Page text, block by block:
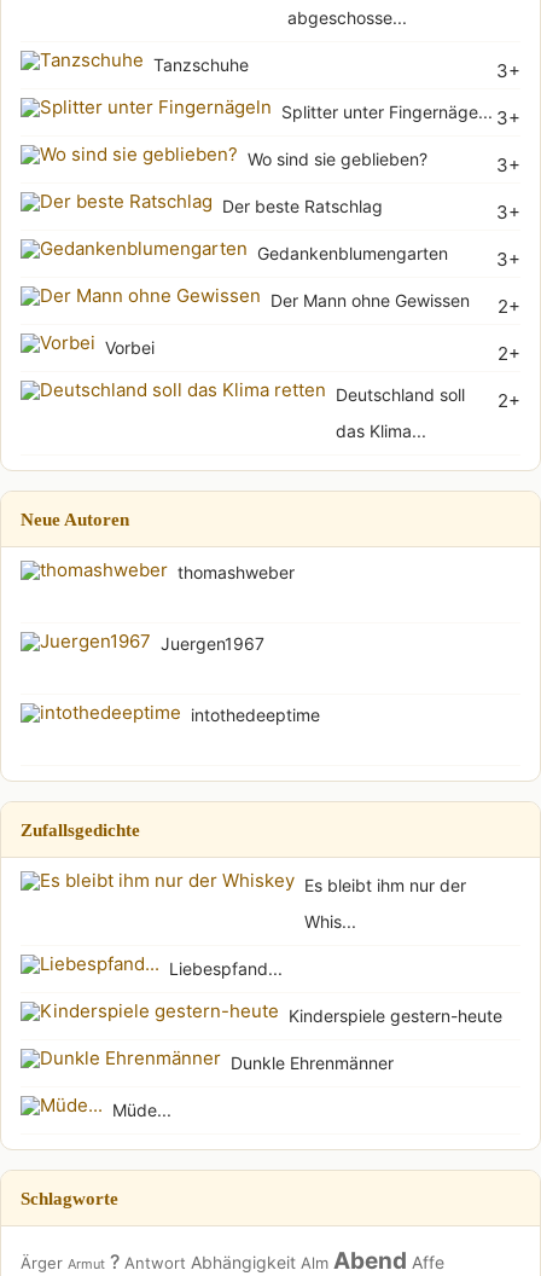
abgeschosse...
3+
Tanzschuhe
3+
Splitter unter Fingernäge...
3+
Wo sind sie geblieben?
3+
Der beste Ratschlag
3+
Gedankenblumengarten
2+
Der Mann ohne Gewissen
2+
Vorbei
2+
Deutschland soll
das Klima...
Neue Autoren
thomashweber
Juergen1967
intothedeeptime
Zufallsgedichte
Es bleibt ihm nur der
Whis...
Liebespfand...
Kinderspiele gestern-heute
Dunkle Ehrenmänner
Müde...
Schlagworte
Ärger Armut ? Antwort Abhängigkeit Alm Abend Affe